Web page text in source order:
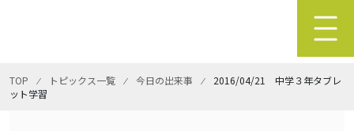
TOP ⁄ トピックス一覧 ⁄ 今日の出来事 ⁄ 2016/04/21 中学３年タブレ
ット学習